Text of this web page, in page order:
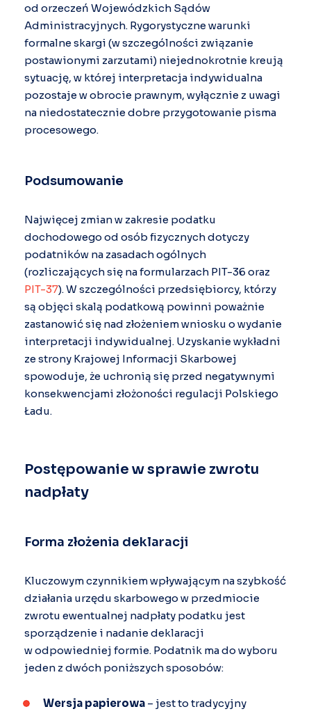
od orzeczeń Wojewódzkich Sądów
Administracyjnych. Rygorystyczne warunki
formalne skargi (w szczególności związanie
postawionymi zarzutami) niejednokrotnie kreują
sytuację, w której interpretacja indywidualna
pozostaje w obrocie prawnym, wyłącznie z uwagi
na niedostatecznie dobre przygotowanie pisma
procesowego.
Podsumowanie
Najwięcej zmian w zakresie podatku
dochodowego od osób fizycznych dotyczy
podatników na zasadach ogólnych
(rozliczających się na formularzach PIT-36 oraz
PIT-37). W szczególności przedsiębiorcy, którzy
są objęci skalą podatkową powinni poważnie
zastanowić się nad złożeniem wniosku o wydanie
interpretacji indywidualnej. Uzyskanie wykładni
ze strony Krajowej Informacji Skarbowej
spowoduje, że uchronią się przed negatywnymi
konsekwencjami złożoności regulacji Polskiego
Ładu.
Postępowanie w sprawie zwrotu
nadpłaty
Forma złożenia deklaracji
Kluczowym czynnikiem wpływającym na szybkość
działania urzędu skarbowego w przedmiocie
zwrotu ewentualnej nadpłaty podatku jest
sporządzenie i nadanie deklaracji
w odpowiedniej formie. Podatnik ma do wyboru
jeden z dwóch poniższych sposobów:
Wersja papierowa – jest to tradycyjny